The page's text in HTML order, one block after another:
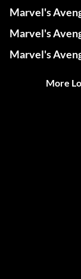
Marvel's
Marvel's
Marvel's
More